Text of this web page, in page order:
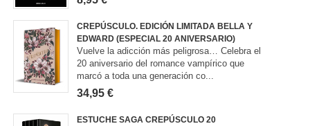
CREPÚSCULO. EDICIÓN LIMITADA BELLA Y
EDWARD (ESPECIAL 20 ANIVERSARIO)
Vuelve la adicción más peligrosa… Celebra el
20 aniversario del romance vampírico que
marcó a toda una generación co...
34,95 €
ESTUCHE SAGA CREPÚSCULO 20